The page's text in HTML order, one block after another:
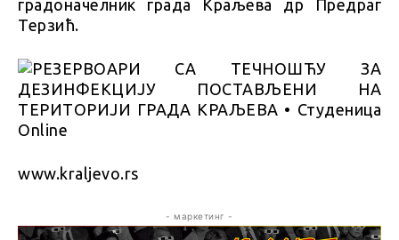
градоначелник града Краљева др Предраг
Терзић.
www.kraljevo.rs
- маркетинг -